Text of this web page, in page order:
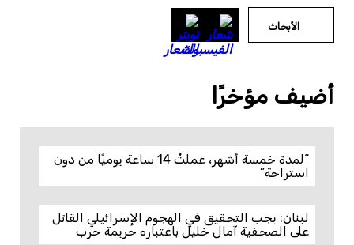
الأبحاث
أضيف مؤخرًا
“لمدة خمسة أشهر، عملتُ 14 ساعة يوميًا من دون
استراحة”
لبنان: يجب التحقيق في الهجوم الإسرائيلي القاتل
على الصحفية آمال خليل باعتباره جريمة حرب